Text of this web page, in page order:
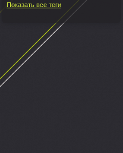
Показать все теги